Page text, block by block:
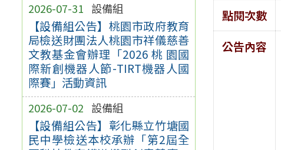
2026-07-31 設備組
【設備組公告】桃園市政府教育
局檢送財團法人桃園市祥儀慈善
文教基金會辦理「2026 桃 園國
際新創機器人節-TIRT機器人國
際賽」活動資訊
2026-07-02 設備組
【設備組公告】彰化縣立竹塘國
民中學檢送本校承辦「第2屆全
點閱次數
公告內容